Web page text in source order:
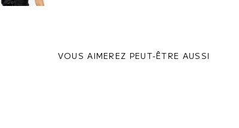
VOUS AIMEREZ PEUT-ÊTRE AUSSI